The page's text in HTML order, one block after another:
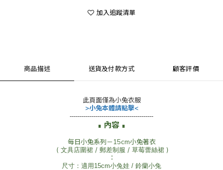
加入追蹤清單
商品描述 送貨及付款方式 顧客評價
此頁面僅為小兔衣服
>小兔本體請點擊<
------------------------------------------
∎ 內容 ∎
每日小兔系列－15cm小兔著衣
( 文具店圍裙 / 郵差制服 / 草莓蕾絲裙 )
：
尺寸：適用15cm小兔娃 / 鈴蘭小兔